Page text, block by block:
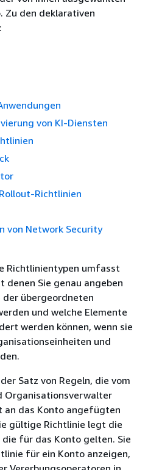
Zu den deklarativen
von KI-Diensten
Richtlinien
von Network Security
Richtlinientypen umfasst
denen Sie genau angeben
der übergeordneten
und welche Elemente
werden können, wenn sie
und
Satz von Regeln, die vom
Organisationsverwalter
an das Konto angefügten
gültige Richtlinie legt die
für das Konto gelten. Sie
für ein Konto anzeigen,